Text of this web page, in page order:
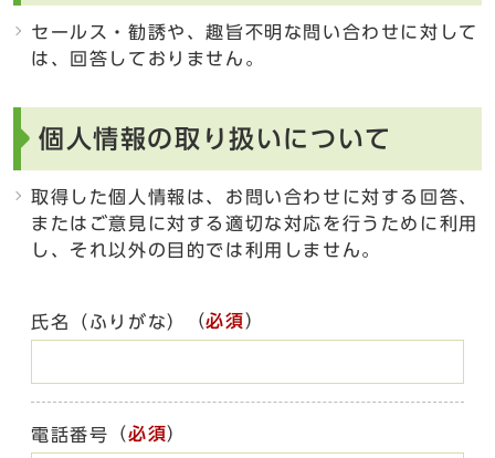
セールス・勧誘や、趣旨不明な問い合わせに対して
は、回答しておりません。
個人情報の取り扱いについて
取得した個人情報は、お問い合わせに対する回答、
またはご意見に対する適切な対応を行うために利用
し、それ以外の目的では利用しません。
氏名（ふりがな） （必須）
電話番号 （必須）